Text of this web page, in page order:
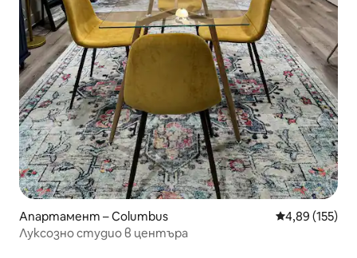
Апартамент – Columbus Средна
4,89 (155)
Луксозно студио в центъра